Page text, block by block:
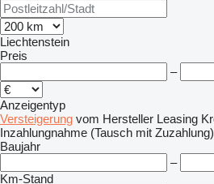
Liechtenstein
Preis
–
Anzeigentyp
Versteigerung vom Hersteller Leasing
Inzahlungnahme (Tausch mit Zuzahlung)
Baujahr
–
Km-Stand